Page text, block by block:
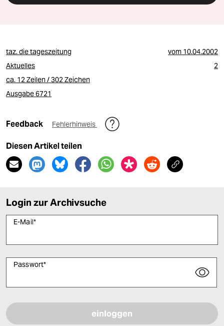
taz. die tageszeitung vom 10.04.2002
Aktuelles
2
ca. 12 Zeilen / 302 Zeichen
Ausgabe 6721
Feedback Fehlerhinweis
Diesen Artikel teilen
Login zur Archivsuche
E-Mail*
Passwort*